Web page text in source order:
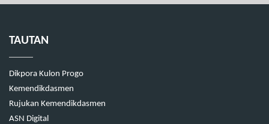
TAUTAN
Dikpora Kulon Progo
Kemendikdasmen
Rujukan Kemendikdasmen
ASN Digital